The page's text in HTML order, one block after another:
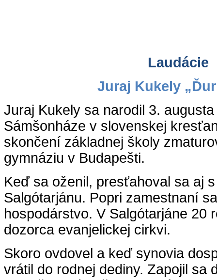
Laudácie
Juraj Kukely
Juraj Kukely sa narodil 3.
Sámšonháze v slovenskej
skončení základnej školy
gymnáziu v Budapešti.
Keď sa oženil, presťahoval sa aj
Salgótarjánu. Popri zamestnaní
hospodárstvo. V Salgótarjáne 20
dozorca evanjelickej cirkvi.
Skoro ovdovel a keď synovia
vrátil do rodnej dediny. Zapojil sa